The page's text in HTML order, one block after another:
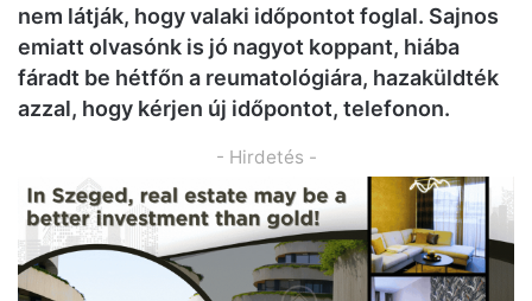
nem látják, hogy valaki időpontot foglal. Sajnos
emiatt olvasónk is jó nagyot koppant, hiába
fáradt be hétfőn a reumatológiára, hazaküldték
azzal, hogy kérjen új időpontot, telefonon.
- Hirdetés -